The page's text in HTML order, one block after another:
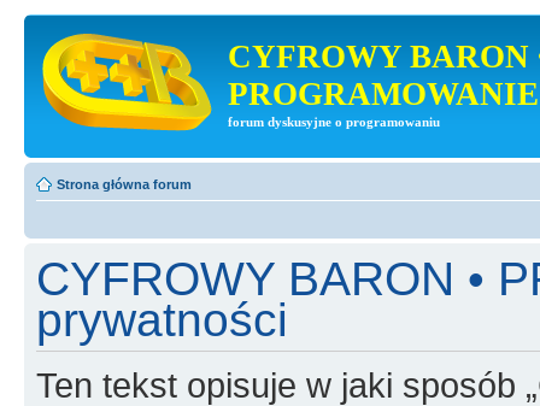
CYFROWY BARON
PROGRAMOWANIE
forum dyskusyjne o programowaniu
Strona główna forum
CYFROWY BARON •
prywatności
Ten tekst opisuje w jaki sposób